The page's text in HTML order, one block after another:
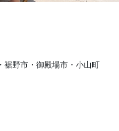
裾野市・御殿場市・小山町